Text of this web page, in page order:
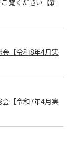
覧ください【新
【令和8年4月実
【令和7年4月実